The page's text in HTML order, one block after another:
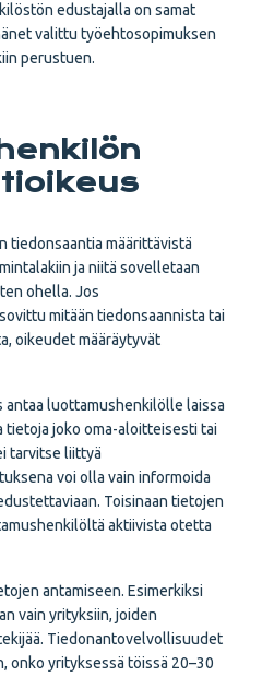
edustajalla on samat
valittu työehtosopimuksen
perustuen.
tiedonsaantia määrittävistä
ja niitä sovelletaan
ohella. Jos
mitään tiedonsaannista tai
oikeudet määräytyvät
luottamushenkilölle laissa
tietoja joko oma-aloitteisesti tai
tarvitse liittyä
voi olla vain informoida
Toisinaan tietojen
aktiivista otetta
antamiseen. Esimerkiksi
vain yrityksiin, joiden
Tiedonantovelvollisuudet
onko yrityksessä töissä 20–30